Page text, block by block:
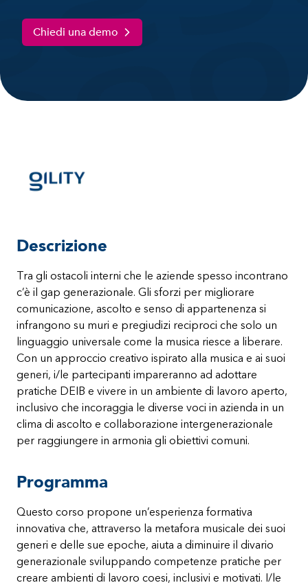
Chiedi una demo
Descrizione
Tra gli ostacoli interni che le aziende spesso incontrano
c’è il gap generazionale. Gli sforzi per migliorare
comunicazione, ascolto e senso di appartenenza si
infrangono su muri e pregiudizi reciproci che solo un
linguaggio universale come la musica riesce a liberare.
Con un approccio creativo ispirato alla musica e ai suoi
generi, i/le partecipanti impareranno ad adottare
pratiche DEIB e vivere in un ambiente di lavoro aperto,
inclusivo che incoraggia le diverse voci in azienda in un
clima di ascolto e collaborazione intergenerazionale
per raggiungere in armonia gli obiettivi comuni.
Programma
Questo corso propone un’esperienza formativa
innovativa che, attraverso la metafora musicale dei suoi
generi e delle sue epoche, aiuta a diminuire il divario
generazionale sviluppando competenze pratiche per
creare ambienti di lavoro coesi, inclusivi e motivati. I/le